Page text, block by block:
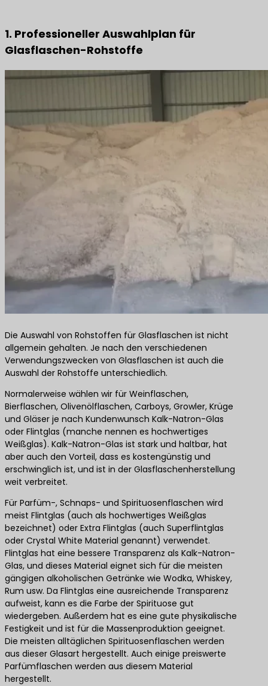
1. Professioneller Auswahlplan für
Glasflaschen-Rohstoffe
Die Auswahl von Rohstoffen für Glasflaschen ist nicht
allgemein gehalten. Je nach den verschiedenen
Verwendungszwecken von Glasflaschen ist auch die
Auswahl der Rohstoffe unterschiedlich.
Normalerweise wählen wir für Weinflaschen,
Bierflaschen, Olivenölflaschen, Carboys, Growler, Krüge
und Gläser je nach Kundenwunsch Kalk-Natron-Glas
oder Flintglas (manche nennen es hochwertiges
Weißglas). Kalk-Natron-Glas ist stark und haltbar, hat
aber auch den Vorteil, dass es kostengünstig und
erschwinglich ist, und ist in der Glasflaschenherstellung
weit verbreitet.
Für Parfüm-, Schnaps- und Spirituosenflaschen wird
meist Flintglas (auch als hochwertiges Weißglas
bezeichnet) oder Extra Flintglas (auch Superflintglas
oder Crystal White Material genannt) verwendet.
Flintglas hat eine bessere Transparenz als Kalk-Natron-
Glas, und dieses Material eignet sich für die meisten
gängigen alkoholischen Getränke wie Wodka, Whiskey,
Rum usw. Da Flintglas eine ausreichende Transparenz
aufweist, kann es die Farbe der Spirituose gut
wiedergeben. Außerdem hat es eine gute physikalische
Festigkeit und ist für die Massenproduktion geeignet.
Die meisten alltäglichen Spirituosenflaschen werden
aus dieser Glasart hergestellt. Auch einige preiswerte
Parfümflaschen werden aus diesem Material
hergestellt.